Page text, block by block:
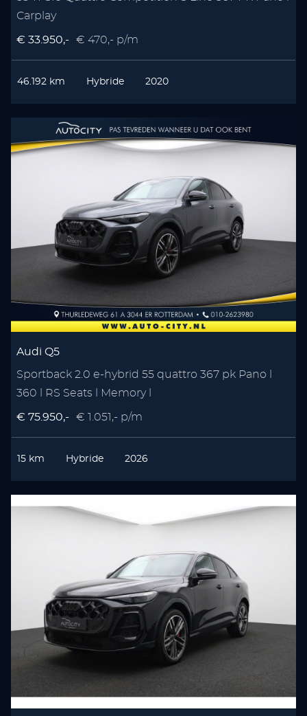
Carplay
€ 33.950,- € 470,- p/m
46.192 km Hybride 2020
Audi Q5
Sportback 2.0 e-hybrid 55 quattro 367 pk Pano l
360 l RS Seats l Memory l
€ 75.950,- € 1.051,- p/m
15 km Hybride 2026